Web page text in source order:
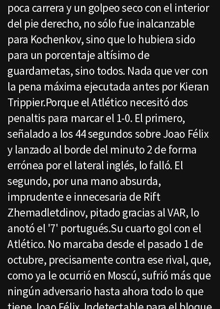
poca carrera y un golpeo seco con el interior
del pie derecho, no sólo fue inalcanzable
para Kochenkov, sino que lo hubiera sido
para un porcentaje altísimo de
guardametas, sino todos. Nada que ver con
la pena máxima ejecutada antes por Kieran
Trippier.Porque el Atlético necesitó dos
penaltis para marcar el 1-0. El primero,
señalado a los 44 segundos sobre Joao Félix
y lanzado al borde del minuto 2 de forma
errónea por el lateral inglés, lo falló. El
segundo, por una mano absurda,
imprudente e innecesaria de Rift
Zhemadletdinov, pitado gracias al VAR, lo
anotó el '7' portugués.Su cuarto gol con el
Atlético. No marcaba desde el pasado 1 de
octubre, precisamente contra ese rival, que,
como ya le ocurrió en Moscú, sufrió más que
ningún adversario hasta ahora todo lo que